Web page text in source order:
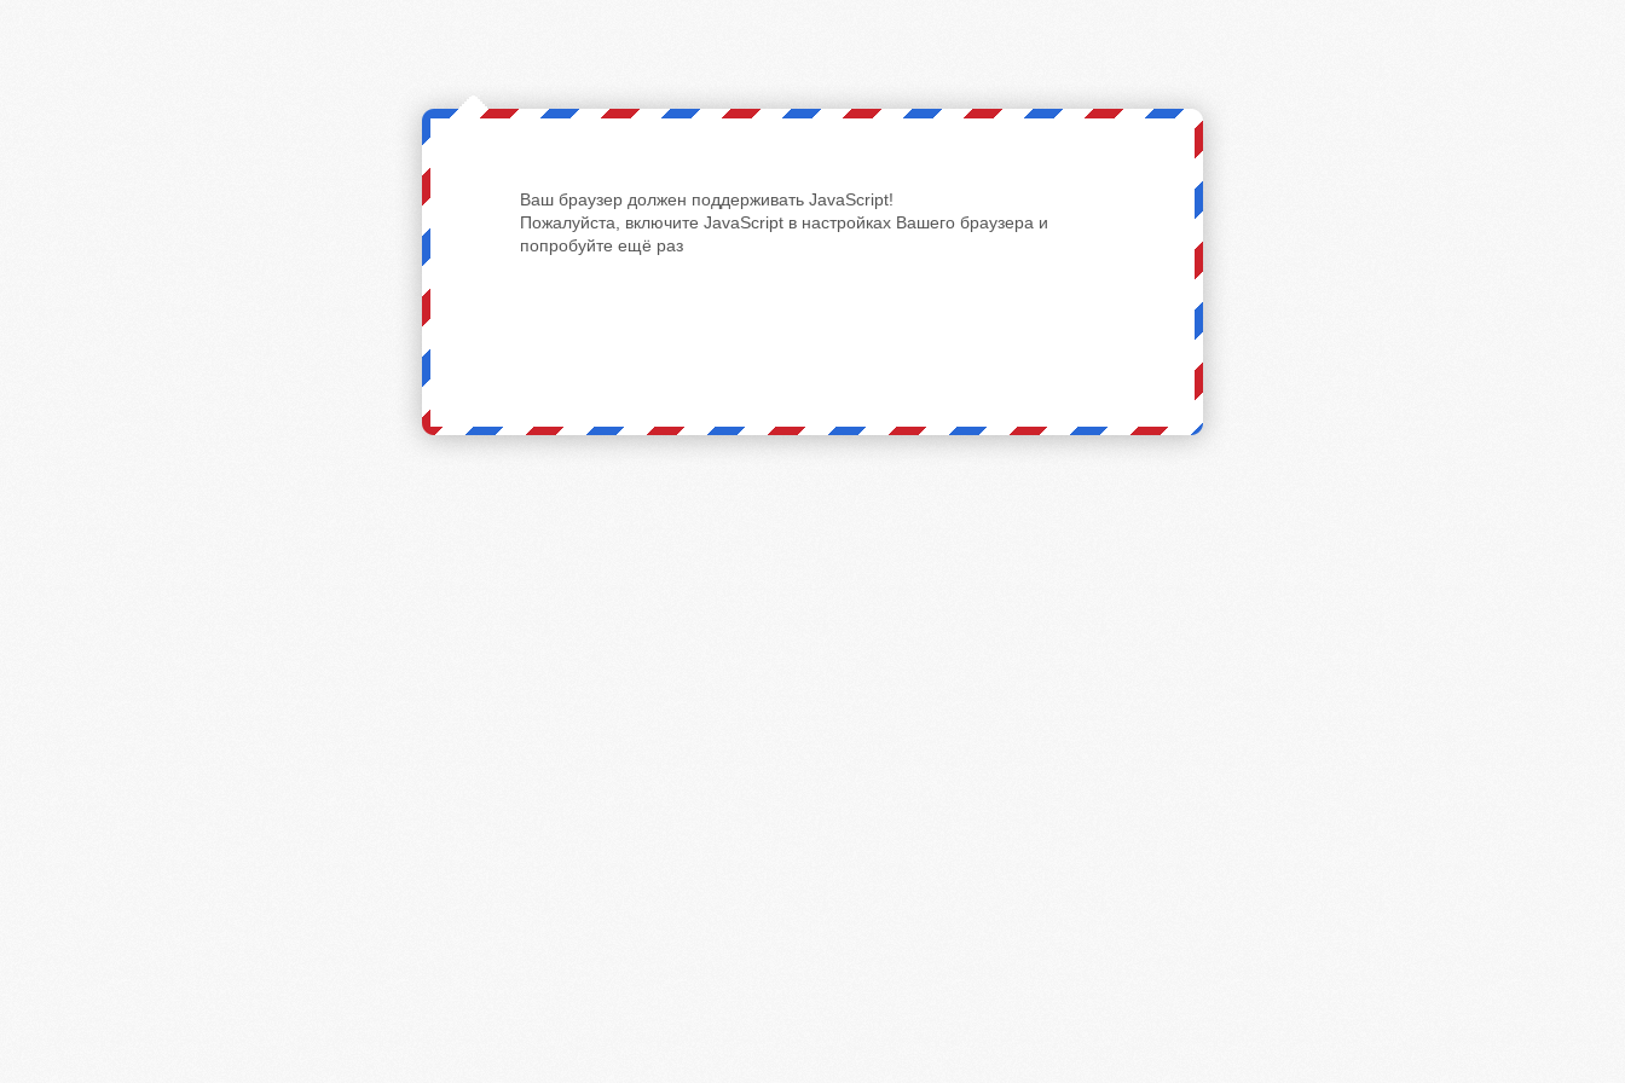
Ваш браузер должен поддерживать JavaScript!
Пожалуйста, включите JavaScript в настройках Вашего браузера и
попробуйте ещё раз